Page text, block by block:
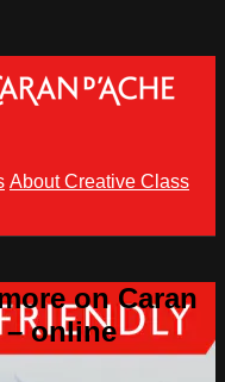
About Creative Class
on Caran
– online